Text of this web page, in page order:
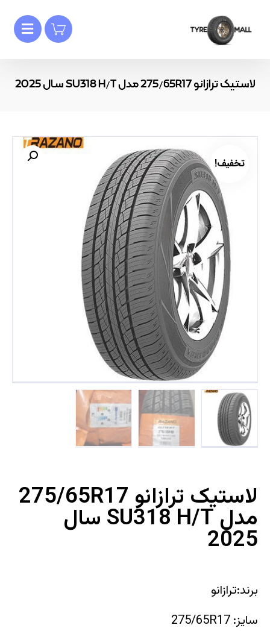
لاستیک ترازانو 275/65R17 مدل SU318 H/T سال 2025
تخفیف!
لاستیک ترازانو 275/65R17
مدل SU318 H/T سال
2025
برند:ترازانو
سایز: 275/65R17